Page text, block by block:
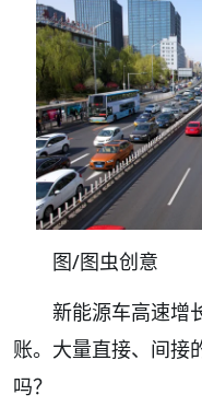
图/图虫创意
新能源车高速增
账。大量直接、间接
吗？